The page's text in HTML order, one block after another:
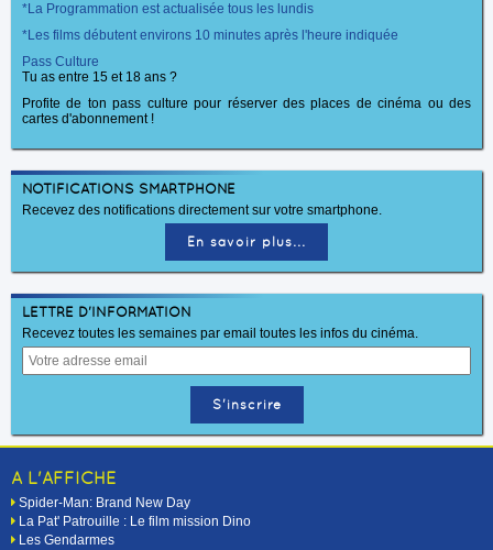
*La Programmation est actualisée tous les lundis
*Les films débutent environs 10 minutes après l'heure indiquée
Pass Culture
Tu as entre 15 et 18 ans ?
Profite de ton pass culture pour réserver des places de cinéma ou des
cartes d'abonnement !
NOTIFICATIONS SMARTPHONE
Recevez des notifications directement sur votre smartphone.
En savoir plus...
LETTRE D'INFORMATION
Recevez toutes les semaines par email toutes les infos du cinéma.
A L'AFFICHE
Spider-Man: Brand New Day
La Pat' Patrouille : Le film mission Dino
Les Gendarmes